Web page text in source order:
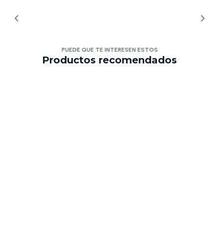
PUEDE QUE TE INTERESEN ESTOS
Productos recomendados